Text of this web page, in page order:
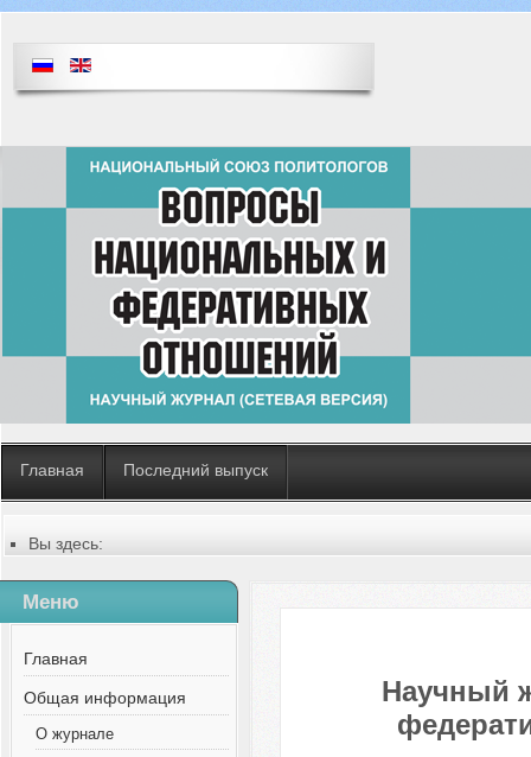
Главная Последний выпуск
Вы здесь:
Содержание выпусков
№ 4 (23), 2013
Меню
Главная
Общая информация
О журнале
Научный